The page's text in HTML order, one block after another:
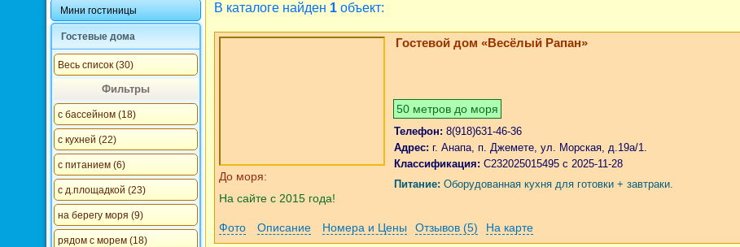
Мини гостиницы
Гостевые дома
Весь список (30)
Фильтры
с бассейном (18)
с кухней (22)
с питанием (6)
с д.площадкой (23)
на берегу моря (9)
рядом с морем (18)
В каталоге найден 1 объект:
До моря:
На сайте с 2015 года!
Гостевой дом «Весёлый Рапан»
50 метров до моря
Телефон: 8(918)631-46-36
Адрес: г. Анапа, п. Джемете, ул. Морская, д.19а/1.
Классификация: С232025015495 с 2025-11-28
Питание: Оборудованная кухня для готовки + завтраки.
Фото Описание Номера и Цены Отзывов (5) На карте